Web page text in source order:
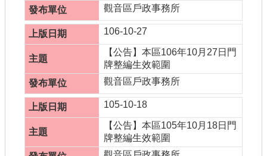
觀音區戶政事務所
106-10-27
【公告】本區106年10月27日門
牌整編生效範圍
觀音區戶政事務所
105-10-18
【公告】本區105年10月18日門
牌整編生效範圍